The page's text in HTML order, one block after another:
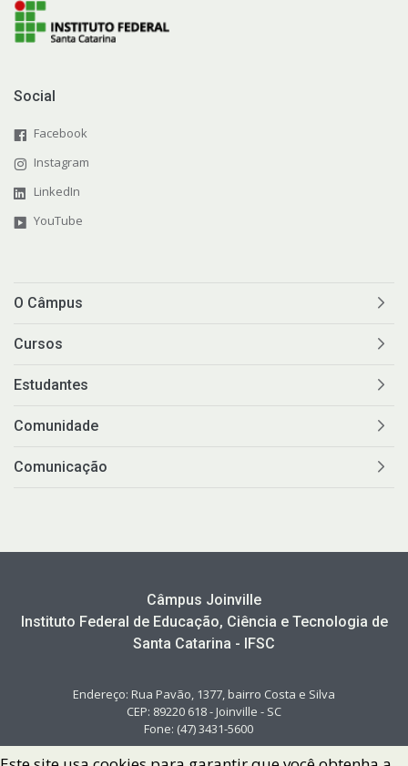
Social
Facebook
Instagram
LinkedIn
YouTube
O Câmpus
Cursos
Estudantes
Comunidade
Comunicação
Câmpus Joinville
Instituto Federal de Educação, Ciência e Tecnologia de
Santa Catarina - IFSC
Endereço: Rua Pavão, 1377, bairro Costa e Silva
CEP: 89220 618 - Joinville - SC
Fone: (47) 3431-5600